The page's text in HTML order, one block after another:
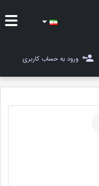
ورود به حساب کاربری